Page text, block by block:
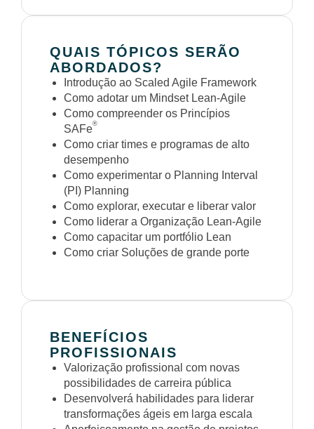
QUAIS TÓPICOS SERÃO
ABORDADOS?
Introdução ao Scaled Agile Framework
Como adotar um Mindset Lean-Agile
Como compreender os Princípios
SAFe®
Como criar times e programas de alto
desempenho
Como experimentar o Planning Interval
(PI) Planning
Como explorar, executar e liberar valor
Como liderar a Organização Lean-Agile
Como capacitar um portfólio Lean
Como criar Soluções de grande porte
BENEFÍCIOS
PROFISSIONAIS
Valorização profissional com novas
possibilidades de carreira pública
Desenvolverá habilidades para liderar
transformações ágeis em larga escala